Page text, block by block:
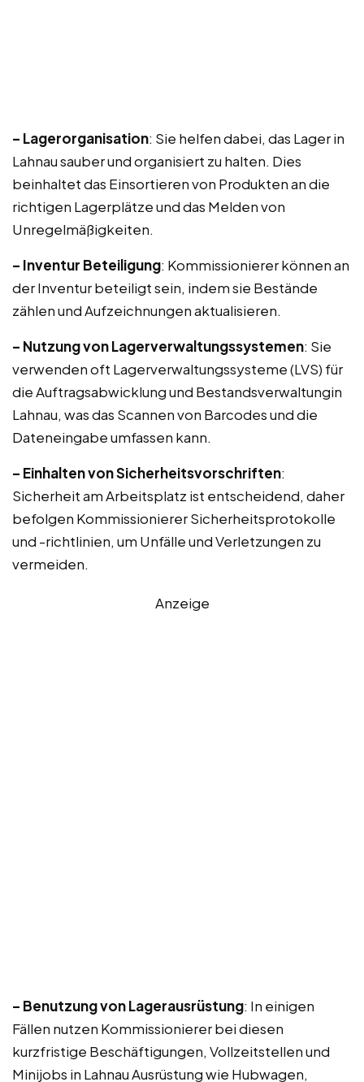
– Lagerorganisation: Sie helfen dabei, das Lager in
Lahnau sauber und organisiert zu halten. Dies
beinhaltet das Einsortieren von Produkten an die
richtigen Lagerplätze und das Melden von
Unregelmäßigkeiten.
– Inventur Beteiligung: Kommissionierer können an
der Inventur beteiligt sein, indem sie Bestände
zählen und Aufzeichnungen aktualisieren.
– Nutzung von Lagerverwaltungssystemen: Sie
verwenden oft Lagerverwaltungssysteme (LVS) für
die Auftragsabwicklung und Bestandsverwaltungin
Lahnau, was das Scannen von Barcodes und die
Dateneingabe umfassen kann.
– Einhalten von Sicherheitsvorschriften:
Sicherheit am Arbeitsplatz ist entscheidend, daher
befolgen Kommissionierer Sicherheitsprotokolle
und -richtlinien, um Unfälle und Verletzungen zu
vermeiden.
Anzeige
– Benutzung von Lagerausrüstung: In einigen
Fällen nutzen Kommissionierer bei diesen
kurzfristige Beschäftigungen, Vollzeitstellen und
Minijobs in Lahnau Ausrüstung wie Hubwagen,